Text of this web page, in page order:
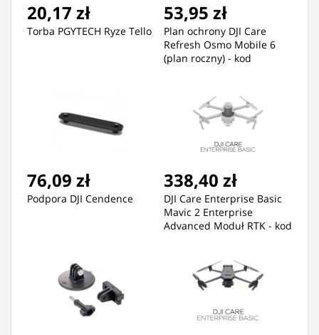
20,17 zł
Torba PGYTECH Ryze Tello
53,95 zł
Plan ochrony DJI Care
Refresh Osmo Mobile 6
(plan roczny) - kod
76,09 zł
Podpora DJI Cendence
338,40 zł
DJI Care Enterprise Basic
Mavic 2 Enterprise
Advanced Moduł RTK - kod